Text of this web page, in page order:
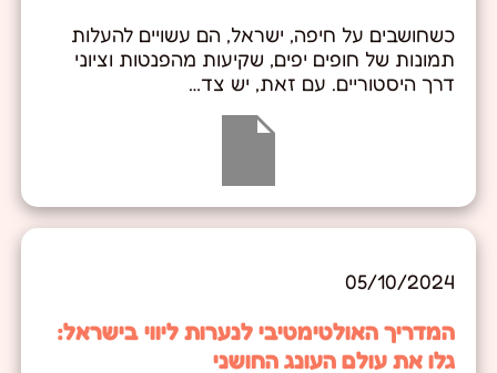
כשחושבים על חיפה, ישראל, הם עשויים להעלות
תמונות של חופים יפים, שקיעות מהפנטות וציוני
דרך היסטוריים. עם זאת, יש צד…
05/10/2024
המדריך האולטימטיבי לנערות ליווי בישראל:
גלו את עולם העונג החושני